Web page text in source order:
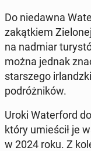
Do nie­daw­na
za­kąt­kiem
na nadmiar
można jednak
star­sze­go
po­dróż­ni­ków.
Uroki Wa­ter­ford
który umie­ścił je
w 2024 roku. Z